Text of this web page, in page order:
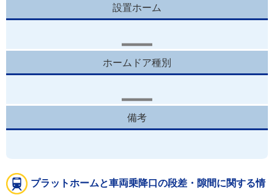
設置ホーム
ホームドア種別
備考
プラットホームと車両乗降口の段差・隙間に関する情